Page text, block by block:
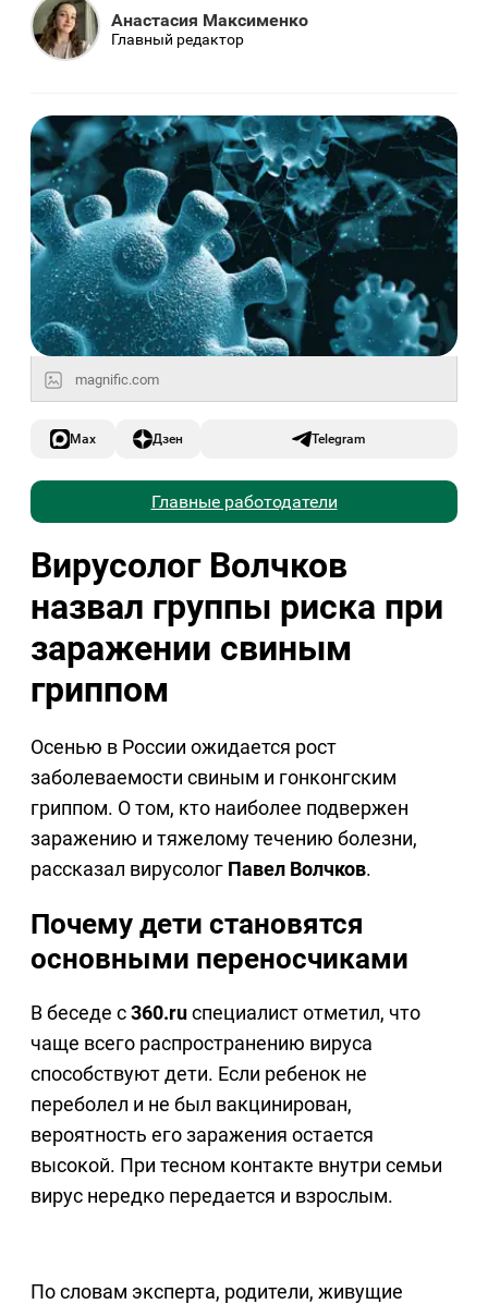
Анастасия Максименко
Главный редактор
magnific.com
Max Дзен Telegram
Главные работодатели
Вирусолог Волчков
назвал группы риска при
заражении свиным
гриппом
Осенью в России ожидается рост
заболеваемости свиным и гонконгским
гриппом. О том, кто наиболее подвержен
заражению и тяжелому течению болезни,
рассказал вирусолог Павел Волчков.
Почему дети становятся
основными переносчиками
В беседе с360.ruспециалист отметил, что
чаще всего распространению вируса
способствуют дети. Если ребенок не
переболел и не был вакцинирован,
вероятность его заражения остается
высокой. При тесном контакте внутри семьи
вирус нередко передается и взрослым.
По словам эксперта, родители, живущие